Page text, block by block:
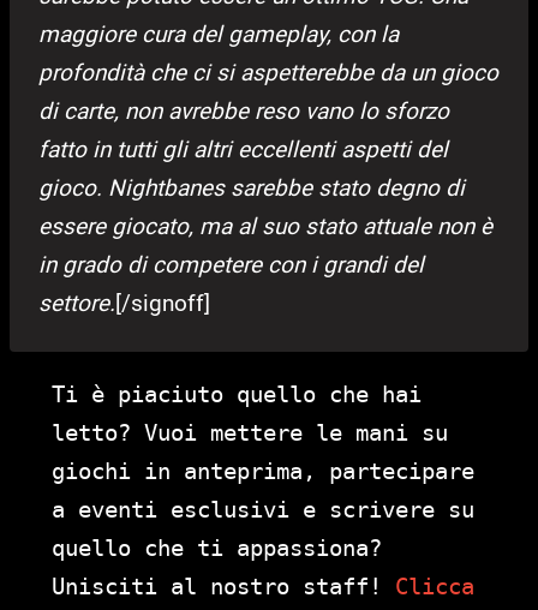
maggiore cura del gameplay, con la
profondità che ci si aspetterebbe da un gioco
di carte, non avrebbe reso vano lo sforzo
fatto in tutti gli altri eccellenti aspetti del
gioco. Nightbanes sarebbe stato degno di
essere giocato, ma al suo stato attuale non è
in grado di competere con i grandi del
settore.[/signoff]
Ti è piaciuto quello che hai
letto? Vuoi mettere le mani su
giochi in anteprima, partecipare
a eventi esclusivi e scrivere su
quello che ti appassiona?
Unisciti al nostro staff! Clicca